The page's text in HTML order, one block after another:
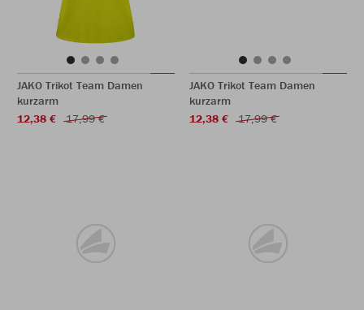
JAKO Trikot Team Damen
kurzarm
12,38 €
17,99 €
JAKO Trikot Team Damen
kurzarm
12,38 €
17,99 €